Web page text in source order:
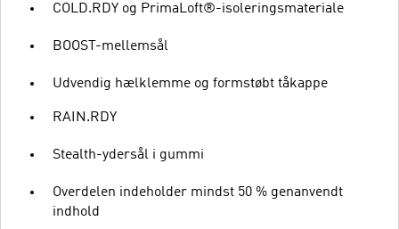
COLD.RDY og PrimaLoft®-isoleringsmateriale
BOOST-mellemsål
Udvendig hælklemme og formstøbt tåkappe
RAIN.RDY
Stealth-ydersål i gummi
Overdelen indeholder mindst 50 % genanvendt
indhold